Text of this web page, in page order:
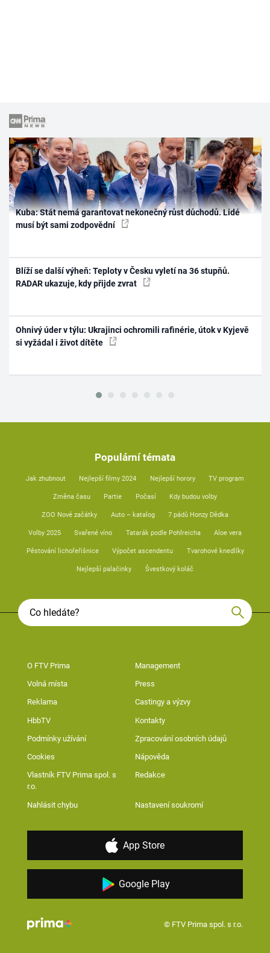
Kuba: Stát nemá garantovat nekonečný růst důchodů. Lidé
musí být sami zodpovědní
Blíží se další výheň: Teploty v Česku vyletí na 36 stupňů.
RADAR ukazuje, kdy přijde zvrat
Ohnivý úder v týlu: Ukrajinci ochromili rafinérie, útok v Kyjevě
si vyžádal i život dítěte
Populární témata
Jak zhubnout Nejlepší filmy 2024 Nejlepší horory TV program
Změna času Partie Počasí Kdy budou volby
ZOO Nové začátky Auto – katalog 7 pádů Honzy Dědka
Volby 2025 Svařené víno Tatarák podle Pohlreicha Aloe vera
Pěstování lichořeřišnice Výpočet ascendentu Tvarohové knedlíky
Nejlepší palačinky Švestkový koláč
O FTV Prima Management
Volná místa Press
Reklama Castingy a výzvy
HbbTV Kontakty
Podmínky užívání Zpracování osobních údajů
Cookies Nápověda
Vlastník FTV Prima spol. s
r.o.
Redakce
Nahlásit chybu Nastavení soukromí
App Store
Google Play
© FTV Prima spol. s r.o.